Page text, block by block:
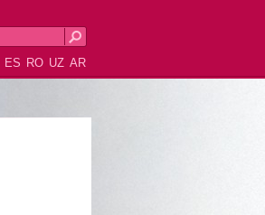
ES RO UZ AR